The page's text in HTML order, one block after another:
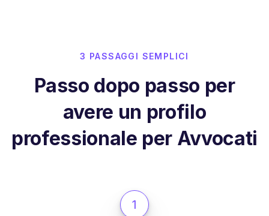
3 PASSAGGI SEMPLICI
Passo dopo passo per
avere un profilo
professionale per Avvocati
1